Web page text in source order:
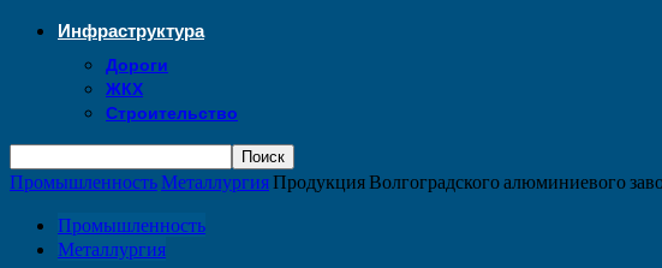
Инфраструктура
Дороги
ЖКХ
Строительство
ПромышленностьМеталлургияПродукция Волгоградского алюминиевого
Промышленность
Металлургия